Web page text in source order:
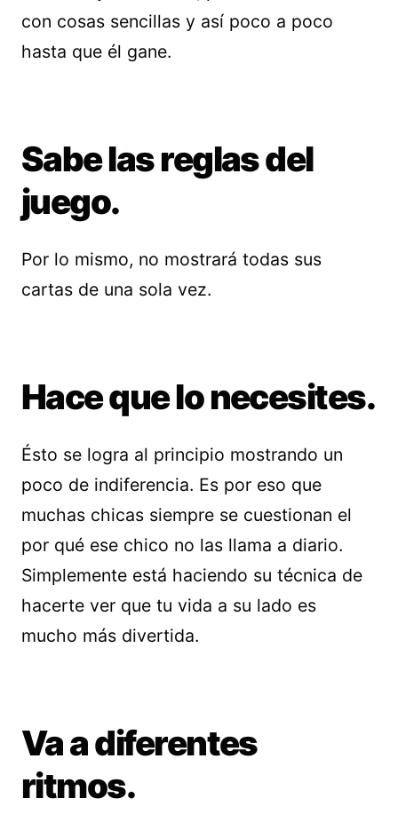
con cosas sencillas y así poco a poco
hasta que él gane.
Sabe las reglas del
juego.
Por lo mismo, no mostrará todas sus
cartas de una sola vez.
Hace que lo necesites.
Ésto se logra al principio mostrando un
poco de indiferencia. Es por eso que
muchas chicas siempre se cuestionan el
por qué ese chico no las llama a diario.
Simplemente está haciendo su técnica de
hacerte ver que tu vida a su lado es
mucho más divertida.
Va a diferentes
ritmos.